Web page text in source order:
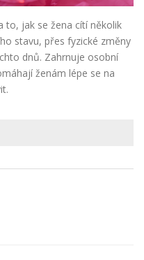
to, jak se žena cítí několik
stavu, přes fyzické změny
dnů. Zahrnuje osobní
ženám lépe se na